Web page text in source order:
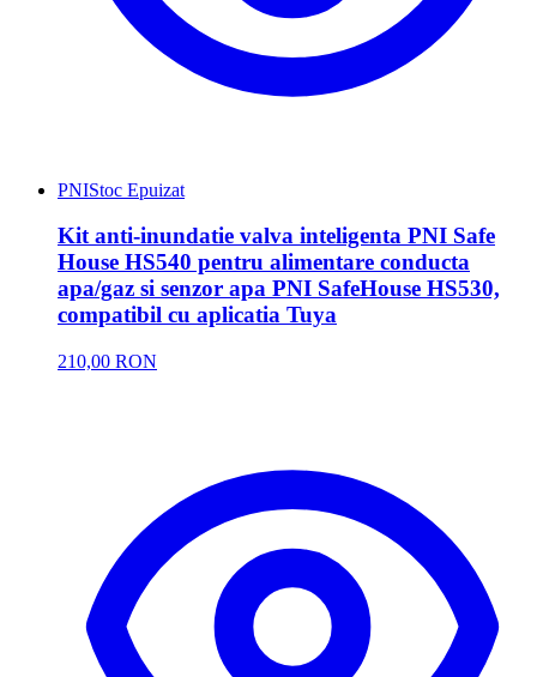
PNIStoc Epuizat
Kit anti-inundatie valva inteligenta PNI Safe
House HS540 pentru alimentare conducta
apa/gaz si senzor apa PNI SafeHouse HS530,
compatibil cu aplicatia Tuya
210,00 RON